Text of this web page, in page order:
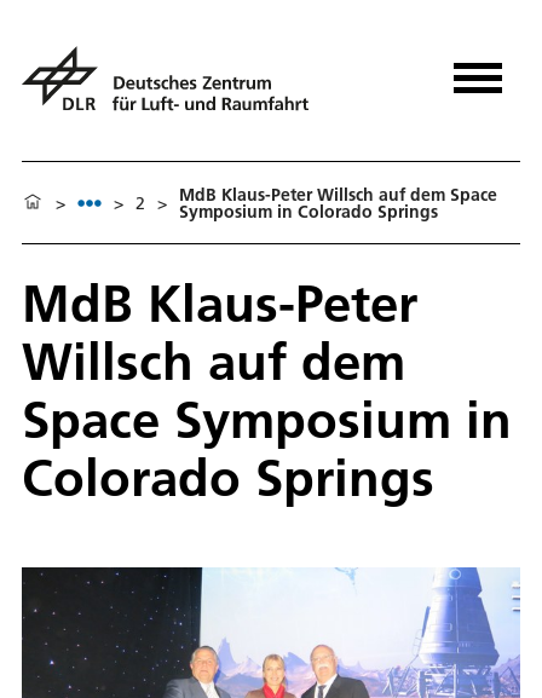
> > 2 > MdB Klaus-Peter Willsch auf dem Space
Symposium in Colorado Springs
MdB Klaus-Peter
Willsch auf dem
Space Symposium in
Colorado Springs